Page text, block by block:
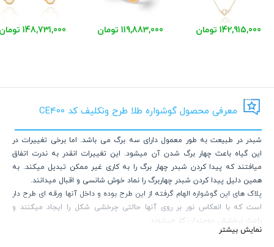
142,915,000 تومان 119,883,000 تومان 148,731,000 تومان
معرفی محصول گوشواره طلا طرح ونکلیف کد CE400
شبدر در طبیعت به طور معمول دارای سه برگ می باشد. اما برخی تغییرات در
این گیاه باعث چهار برگ شدن آن میشود. این تغییرات انقدر به ندرت اتفاق
میافتند که پیدا کردن شبدر چهار برگ را به کاری غیر ممکن تبدیل میکند. به
همین دلیل پیدا کردن شبدر چهاربرگ را نماد خوش شانسی و اقبال میدانند.
پلاک های این گوشواره الهام گرفته از این طرح بوده و داخل آنها ورقه ای طرح دار
است که با انعکاس نور بر روی آنها حالتی چرخشی شکل را ایجاد میکنند و
باعث درخشش دوچندان کار میشوند.
نمایش بیشتر